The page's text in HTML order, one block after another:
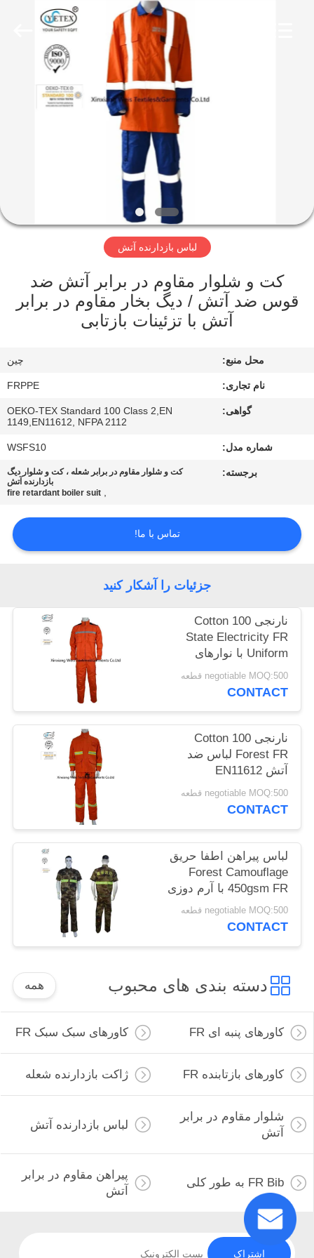
تور
کنترل
بگیرید
قول
سایت
PRIVACY
POLICY
لباس بازدارنده آتش
کت و شلوار مقاوم در برابر آتش ضد
قوس ضد آتش / دیگ بخار مقاوم در برابر
آتش با تزئینات بازتابی
محل منبع: چين
نام تجاری: FRPPE
گواهی:
OEKO-TEX Standard 100 Class 2,EN
1149,EN11612, NFPA 2112
شماره مدل: WSFS10
برجسته:
کت و شلوار مقاوم در برابر شعله ، کت و شلوار دیگ
بازدارنده آتش
,
fire retardant boiler suit
تماس با ما!
جزئیات را آشکار کنید
نارنجی 100 Cotton
State Electricity FR
Uniform با نوارهای
بازتابنده
negotiable MOQ:500 قطعه
CONTACT
نارنجی 100 Cotton
Forest FR لباس ضد
آتش EN11612
negotiable MOQ:500 قطعه
CONTACT
لباس پیراهن اطفا حریق
Forest Camouflage
450gsm FR با آرم دوزی
شده
negotiable MOQ:500 قطعه
CONTACT
دسته بندی های محبوب همه
کاورهای پنبه ای FR کاورهای سبک سبک FR
کاورهای بازتابنده FR ژاکت بازدارنده شعله
شلوار مقاوم در برابر
آتش
لباس بازدارنده آتش
FR Bib به طور کلی
پیراهن مقاوم در برابر
آتش
اشتراک